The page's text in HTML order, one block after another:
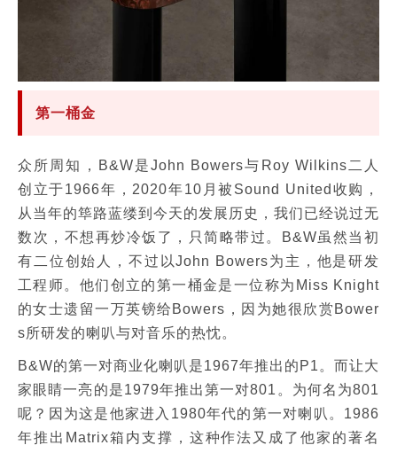
第一桶金
众所周知，B&W是John Bowers与Roy Wilkins二人
创立于1966年，2020年10月被Sound United收购，
从当年的筚路蓝缕到今天的发展历史，我们已经说过无
数次，不想再炒冷饭了，只简略带过。B&W虽然当初
有二位创始人，不过以John Bowers为主，他是研发
工程师。他们创立的第一桶金是一位称为Miss Knight
的女士遗留一万英镑给Bowers，因为她很欣赏Bower
s所研发的喇叭与对音乐的热忱。
B&W的第一对商业化喇叭是1967年推出的P1。而让大
家眼睛一亮的是1979年推出第一对801。为何名为801
呢？因为这是他家进入1980年代的第一对喇叭。1986
年推出Matrix箱内支撑，这种作法又成了他家的著名